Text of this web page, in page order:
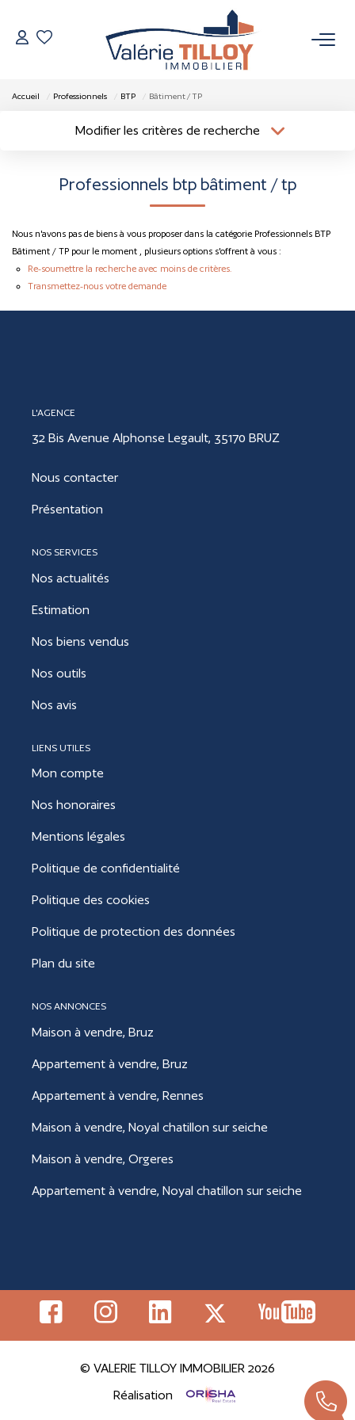
VENDRE
L’AGENCE
Qui Sommes Nous
Accueil Professionnels BTP Bâtiment / TP
Modifier les critères de recherche
Plus de critères Créer une alerte
Professionnels btp bâtiment / tp
Nous n'avons pas de biens à vous proposer dans la catégorie Professionnels BTP
Bâtiment / TP pour le moment , plusieurs options s'offrent à vous :
Re-soumettre la recherche avec moins de critères.
Transmettez-nous votre demande
L'AGENCE
32 Bis Avenue Alphonse Legault, 35170 BRUZ
Nous contacter
Présentation
NOS SERVICES
Nos actualités
Estimation
Nos biens vendus
Nos outils
Nos avis
LIENS UTILES
Mon compte
Nos honoraires
Mentions légales
Politique de confidentialité
Politique des cookies
Politique de protection des données
Plan du site
NOS ANNONCES
Maison à vendre, Bruz
Appartement à vendre, Bruz
Appartement à vendre, Rennes
Maison à vendre, Noyal chatillon sur seiche
Maison à vendre, Orgeres
Appartement à vendre, Noyal chatillon sur seiche
© VALERIE TILLOY IMMOBILIER 2026
Réalisation